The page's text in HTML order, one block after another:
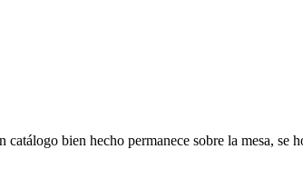
bien hecho permanece sobre la mesa, se